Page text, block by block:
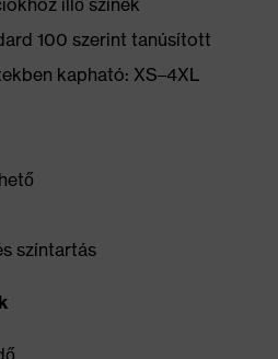
illő színek
100 szerint tanúsított
kapható: XS–4XL
színtartás